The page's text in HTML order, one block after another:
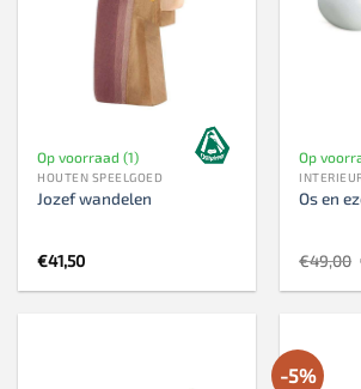
Op voorraad (1)
HOUTEN SPEELGOED
Jozef wandelen
€41,50
Op
Os en
€49,00
-5%